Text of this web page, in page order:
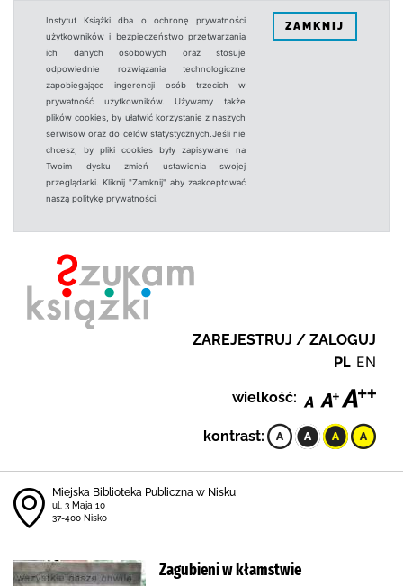
Instytut Książki dba o ochronę prywatności
użytkowników i bezpieczeństwo przetwarzania
ich danych osobowych oraz stosuje
odpowiednie rozwiązania technologiczne
zapobiegające ingerencji osób trzecich w
prywatność użytkowników. Używamy także
plików cookies, by ułatwić korzystanie z naszych
serwisów oraz do celów statystycznych.Jeśli nie
chcesz, by pliki cookies były zapisywane na
Twoim dysku zmień ustawienia swojej
przeglądarki. Kliknij "Zamknij" aby zaakceptować
naszą politykę prywatności.
ZAMKNIJ
ZAREJESTRUJ / ZALOGUJ
PL EN
wielkość:
kontrast:
Miejska Biblioteka Publiczna w Nisku
ul. 3 Maja 10
37-400 Nisko
Zagubieni w kłamstwie